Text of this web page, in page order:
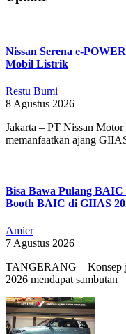
08
Nissan Serena e-
Mobil Listrik
Restu Bumi
8 Agustus 2026
Jakarta – PT Nissan
memanfaatkan ajang
Bisa Bawa Pulang
Booth BAIC di GIIAS
Amier
7 Agustus 2026
TANGERANG – Konsep
2026 mendapat sambutan